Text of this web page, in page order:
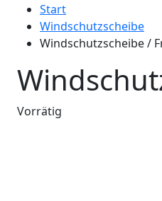
Start
Windschutzscheibe
Windschutzscheibe /
Vorrätig